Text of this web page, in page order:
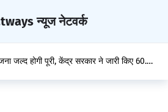
न्यूज नेटवर्क
जल्द होगी पूरी, केंद्र सरकार ने जारी किए 60.26